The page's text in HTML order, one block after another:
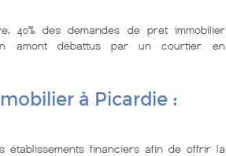
40% des demandes de pret immobilier
amont débattus par un courtier en
à Picardie :
établissements financiers afin de offrir la